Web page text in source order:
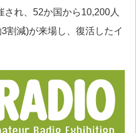
れ、52か国から10,200人
割減)が来場し、復活したイ